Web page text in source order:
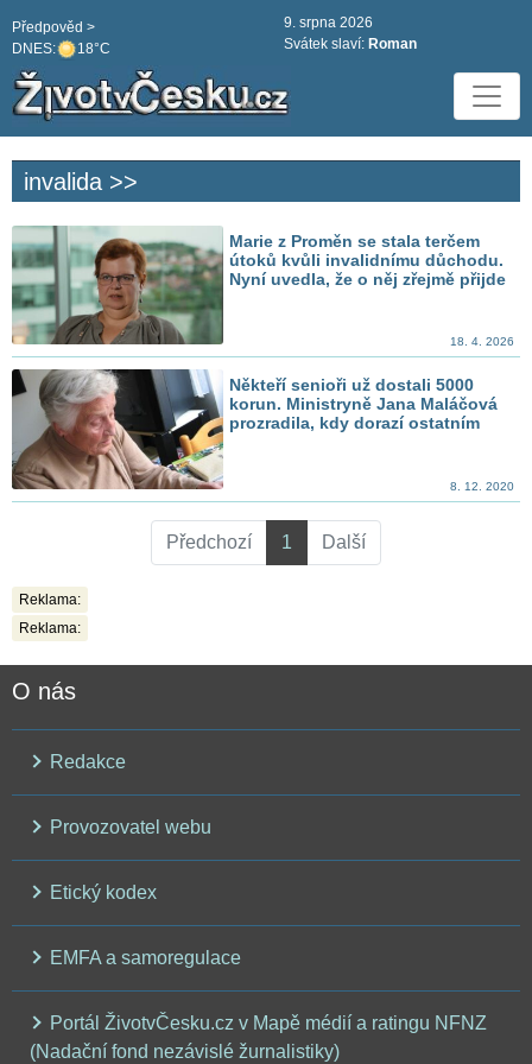
DNES: 18°C
Předpověd >
9. srpna 2026
Svátek slaví: Roman
invalida >>
Marie z Proměn se stala terčem
útoků kvůli invalidnímu důchodu.
Nyní uvedla, že o něj zřejmě přijde
18. 4. 2026
Někteří senioři už dostali 5000
korun. Ministryně Jana Maláčová
prozradila, kdy dorazí ostatním
8. 12. 2020
Předchozí 1 Další
Reklama:
Reklama:
O nás
Redakce
Provozovatel webu
Etický kodex
EMFA a samoregulace
Portál ŽivotvČesku.cz v Mapě médií a ratingu NFNZ
(Nadační fond nezávislé žurnalistiky)